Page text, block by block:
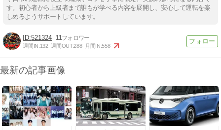
す。初心者から上級者まで誰もが学べる内容を展開し、安心して運転を楽
しめるようサポートしています。
521324 11
週間IN:132 週間OUT:288 月間IN:558
最新の記事画像